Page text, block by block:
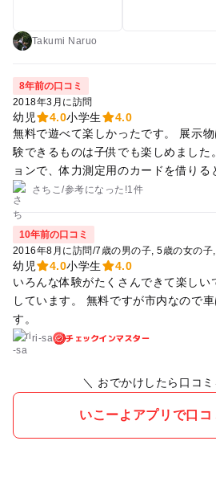
Takumi Naruo
8年前の口コミ
2018年3月に訪問
幼児 4.0小学生
4.0
無料で遊べて楽しかったです。 展示
験できるものは子供でも楽しめました
ョンで、体力測定用のカードを借りると
室も借りられて助かりました。
さちこ/参考になった!1件
10年前の口コミ
2016年8月に訪問/7歳の男の子 5歳の女の子
幼児 4.0小学生
4.0
いろんな体験がたくさんできて楽しい
しています。 無料ですが市内なので
す。
ri-sa チェックインマスター
＼ おでかけしたら口コ
いこーよアプリで口コ